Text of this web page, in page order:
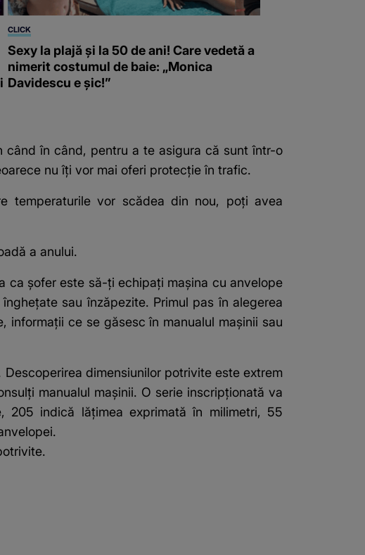
CLICK
Sexy la plajă și la 50 de ani! Care vedetă a
nimerit costumul de baie: „Monica
Davidescu e șic!”
când în când, pentru a te asigura că sunt într-o
nu îți vor mai oferi protecție în trafic.
temperaturile vor scădea din nou, poți avea
a anului.
ca șofer este să-ți echipați mașina cu anvelope
sau înzăpezite. Primul pas în alegerea
informații ce se găsesc în manualul mașinii sau
dimensiunilor potrivite este extrem
manualul mașinii. O serie inscripționată va
205 indică lățimea exprimată în milimetri, 55